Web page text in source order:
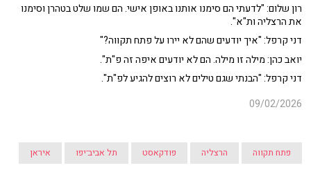
רון שלום: "לדעתי הם סימנו אותנו באופן אישי. הם שמו שלט בטהרן וסימנו
את הרצליה ות"א".
דני קרפל: "איך יודעים שהם לא יירו על פתח תקווה?"
יואב כהן: מילה זו מילה. הם לא יודעים איפה זה פ"ת".
דני קרפל: "הבנתי שגם טילים לא רוצים להגיע לפ"ת".
09/02/2026
פתח תקווה הרצליה פודקאסט תל אביב־יפו איראן